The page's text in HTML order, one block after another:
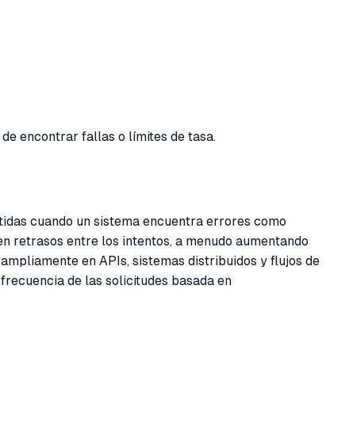
encontrar fallas o límites de tasa.
cuando un sistema encuentra errores como
retrasos entre los intentos, a menudo aumentando
en APIs, sistemas distribuidos y flujos de
de las solicitudes basada en